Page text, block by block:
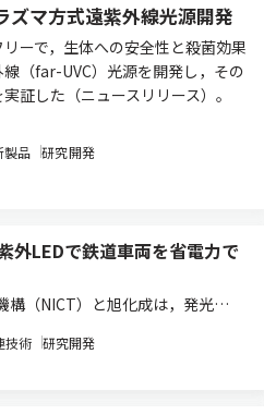
ズマ方式遠紫外線光源開発
ーで，生体への安全性と殺菌効果
（far-UVC）光源を開発し，その
証した（ニュースリリース）。
製品 研究開発
外LEDで鉄道車両を省電力で
構（NICT）と旭化成は，発光波
モジュールを開発し，静岡鉄道の
車両内への搭載を実証した（ニュ
技術 研究開発